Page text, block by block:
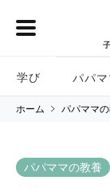
学び パパ
ホーム パパママ
パパママの教養